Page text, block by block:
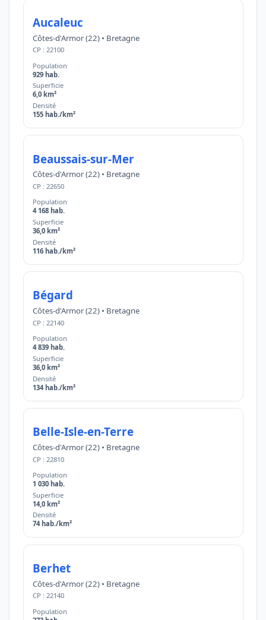
Aucaleuc
Côtes-d'Armor (22) • Bretagne
CP : 22100
Population
929 hab.
Superficie
6,0 km²
Densité
155 hab./km²
Beaussais-sur-Mer
Côtes-d'Armor (22) • Bretagne
CP : 22650
Population
4 168 hab.
Superficie
36,0 km²
Densité
116 hab./km²
Bégard
Côtes-d'Armor (22) • Bretagne
CP : 22140
Population
4 839 hab.
Superficie
36,0 km²
Densité
134 hab./km²
Belle-Isle-en-Terre
Côtes-d'Armor (22) • Bretagne
CP : 22810
Population
1 030 hab.
Superficie
14,0 km²
Densité
74 hab./km²
Berhet
Côtes-d'Armor (22) • Bretagne
CP : 22140
Population